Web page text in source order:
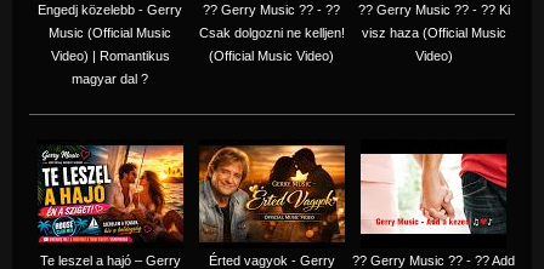
Engedj közelebb - Gerry
Music (Official Music
Video) | Romantikus
magyar dal ?
?? Gerry Music ?? - ??
Csak dolgozni ne kelljen!
(Official Music Video)
?? Gerry Music ?? - ?? Ki
visz haza (Official Music
Video)
Te leszel a hajó – Gerry
Érted vagyok - Gerry
?? Gerry Music ?? - ?? Add